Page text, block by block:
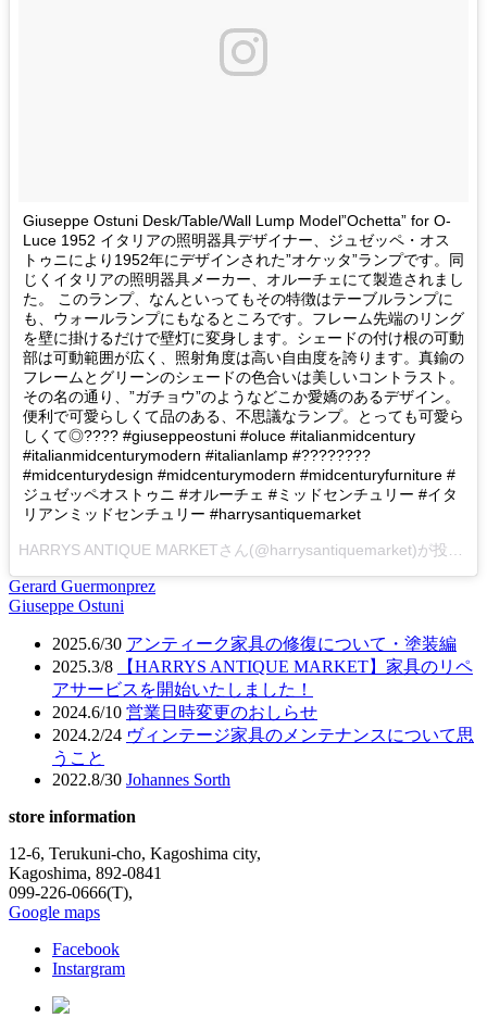
Giuseppe Ostuni Desk/Table/Wall Lump Model”Ochetta” for O-
Luce 1952 イタリアの照明器具デザイナー、ジュゼッペ・オス
トゥニにより1952年にデザインされた”オケッタ”ランプです。同
じくイタリアの照明器具メーカー、オルーチェにて製造されまし
た。 このランプ、なんといってもその特徴はテーブルランプに
も、ウォールランプにもなるところです。フレーム先端のリング
を壁に掛けるだけで壁灯に変身します。シェードの付け根の可動
部は可動範囲が広く、照射角度は高い自由度を誇ります。真鍮の
フレームとグリーンのシェードの色合いは美しいコントラスト。
その名の通り、”ガチョウ”のようなどこか愛嬌のあるデザイン。
便利で可愛らしくて品のある、不思議なランプ。とっても可愛ら
しくて◎???? #giuseppeostuni #oluce #italianmidcentury
#italianmidcenturymodern #italianlamp #????????
#midcenturydesign #midcenturymodern #midcenturyfurniture #
ジュゼッペオストゥニ #オルーチェ #ミッドセンチュリー #イタ
リアンミッドセンチュリー #harrysantiquemarket
投
ン
Gerard Guermonprez
Giuseppe Ostuni
2025.6/30 アンティーク家具の修復について・塗装編
2025.3/8
【HARRYS ANTIQUE MARKET】家具のリペ
アサービスを開始いたしました！
2024.6/10 営業日時変更のおしらせ
2024.2/24 ヴィンテージ家具のメンテナンスについて思
うこと
2022.8/30 Johannes Sorth
store information
12-6, Terukuni-cho, Kagoshima city,
Kagoshima, 892-0841
099-226-0666(T),
Google maps
Facebook
Instargram